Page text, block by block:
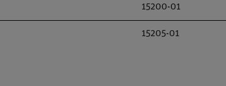
15200-01
15205-01